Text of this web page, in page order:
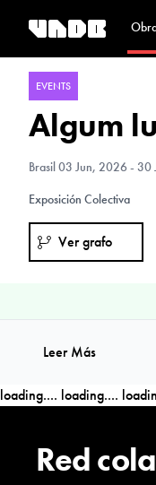
EVENTS
Algum
Brasil03 Jun, 2026 - 30
Exposición Colectiva
Ver grafo
Leer Más
loading.... loading....
Red